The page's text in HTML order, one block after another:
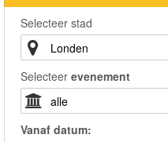
Selecteer stad
Selecteer evenement
Vanaf datum: